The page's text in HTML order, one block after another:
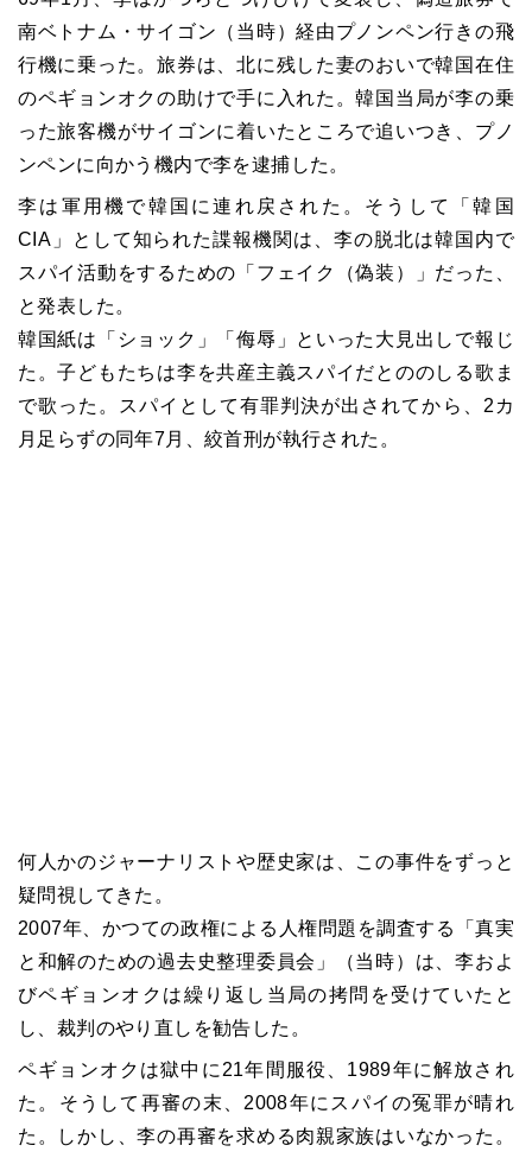
南ベトナム・サイゴン（当時）経由プノンペン行きの飛
行機に乗った。旅券は、北に残した妻のおいで韓国在住
のペギョンオクの助けで手に入れた。韓国当局が李の乗
った旅客機がサイゴンに着いたところで追いつき、プノ
ンペンに向かう機内で李を逮捕した。
李は軍用機で韓国に連れ戻された。そうして「韓国
CIA」として知られた諜報機関は、李の脱北は韓国内で
スパイ活動をするための「フェイク（偽装）」だった、
と発表した。
韓国紙は「ショック」「侮辱」といった大見出しで報じ
た。子どもたちは李を共産主義スパイだとののしる歌ま
で歌った。スパイとして有罪判決が出されてから、2カ
月足らずの同年7月、絞首刑が執行された。
何人かのジャーナリストや歴史家は、この事件をずっと
疑問視してきた。
2007年、かつての政権による人権問題を調査する「真実
と和解のための過去史整理委員会」（当時）は、李およ
びペギョンオクは繰り返し当局の拷問を受けていたと
し、裁判のやり直しを勧告した。
ペギョンオクは獄中に21年間服役、1989年に解放され
た。そうして再審の末、2008年にスパイの冤罪が晴れ
た。しかし、李の再審を求める肉親家族はいなかった。